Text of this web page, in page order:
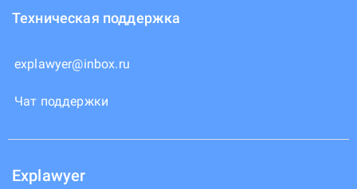
Техническая поддержка
explawyer@inbox.ru
Чат поддержки
Explawyer